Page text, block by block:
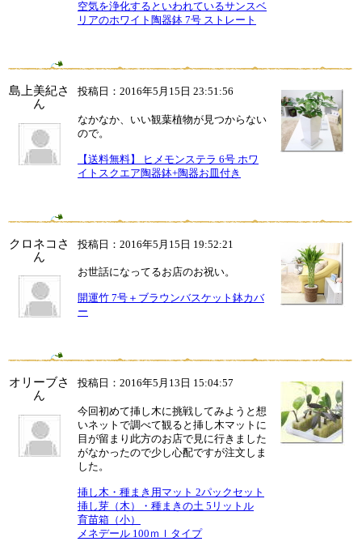
空気を浄化するといわれているサンスベ
リアのホワイト陶器鉢 7号 ストレート
島上美紀さ
ん
投稿日：2016年5月15日 23:51:56
なかなか、いい観葉植物が見つからない
ので。
【送料無料】 ヒメモンステラ 6号 ホワ
イトスクエア陶器鉢+陶器お皿付き
クロネコさ
ん
投稿日：2016年5月15日 19:52:21
お世話になってるお店のお祝い。
開運竹 7号＋ブラウンバスケット鉢カバ
ー
オリーブさ
ん
投稿日：2016年5月13日 15:04:57
今回初めて挿し木に挑戦してみようと想
いネットで調べて観ると挿し木マットに
目が留まり此方のお店で見に行きました
がなかったので少し心配ですが注文しま
した。
挿し木・種まき用マット 2パックセット
挿し芽（木）・種まきの土 5リットル
育苗箱（小）
メネデール 100ｍｌタイプ